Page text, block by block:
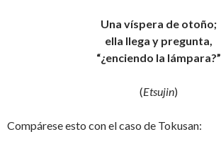
Una víspera de otoño;
ella llega y pregunta,
“¿enciendo la lámpara?”
(Etsujin)
Compárese esto con el caso de Tokusan: